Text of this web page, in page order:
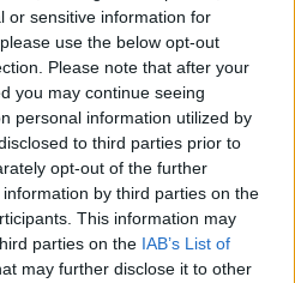
or sensitive information for
use the below opt-out
Please note that after your
you may continue seeing
personal information utilized by
to third parties prior to
opt-out of the further
by third parties on the
This information may
parties on the IAB’s List of
may further disclose it to other
il Direttore
gestendo le comunicazioni
i flussi documentali e
di eventie
a tempo determinato
al 2° livello del CCNL del
La sede di lavoro sarà a
di trasferte regionali e